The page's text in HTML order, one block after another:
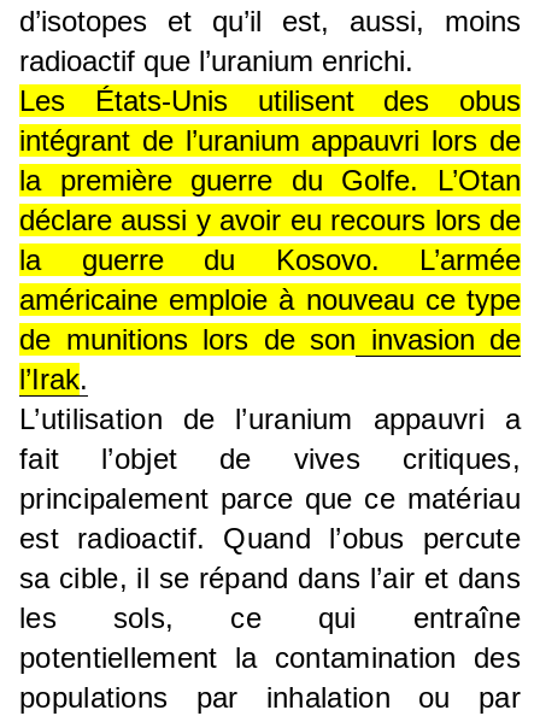
d’isotopes et qu’il est, aussi, moins
radioactif que l’uranium enrichi.
Les États-Unis utilisent des obus
intégrant de l’uranium appauvri lors de
la première guerre du Golfe. L’Otan
déclare aussi y avoir eu recours lors de
la guerre du Kosovo. L’armée
américaine emploie à nouveau ce type
de munitions lors de son invasion de
l’Irak.
L’utilisation de l’uranium appauvri a
fait l’objet de vives critiques,
principalement parce que ce matériau
est radioactif. Quand l’obus percute
sa cible, il se répand dans l’air et dans
les sols, ce qui entraîne
potentiellement la contamination des
populations par inhalation ou par